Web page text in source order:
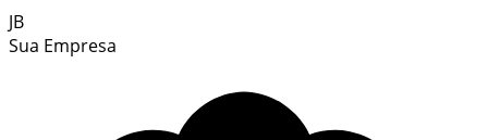
JB
Sua Empresa